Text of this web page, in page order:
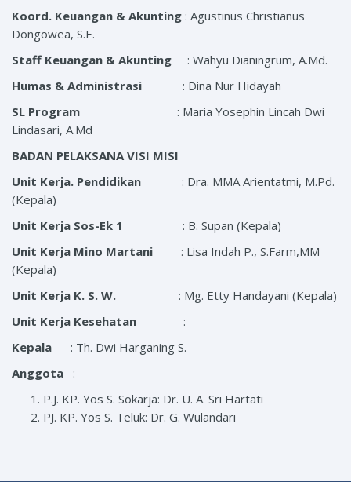
Koord. Keuangan & Akunting : Agustinus Christianus
Dongowea, S.E.
Staff Keuangan & Akunting : Wahyu Dianingrum, A.Md.
Humas & Administrasi : Dina Nur Hidayah
SL Program : Maria Yosephin Lincah Dwi
Lindasari, A.Md
BADAN PELAKSANA VISI MISI
Unit Kerja. Pendidikan : Dra. MMA Arientatmi, M.Pd.
(Kepala)
Unit Kerja Sos-Ek 1 : B. Supan (Kepala)
Unit Kerja Mino Martani : Lisa Indah P., S.Farm,MM
(Kepala)
Unit Kerja K. S. W. : Mg. Etty Handayani (Kepala)
Unit Kerja Kesehatan :
Kepala : Th. Dwi Harganing S.
Anggota :
P.J. KP. Yos S. Sokarja: Dr. U. A. Sri Hartati
PJ. KP. Yos S. Teluk: Dr. G. Wulandari